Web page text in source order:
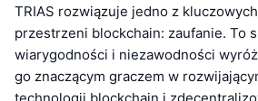
TRIAS rozwiązuje jedno z
przestrzeni blockchain: zaufanie. To
wiarygodności i niezawodności
go znaczącym graczem w